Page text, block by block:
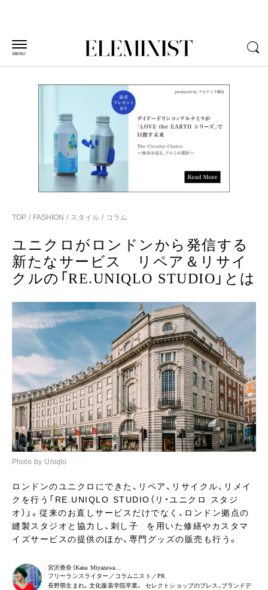
MENU
TOP FASHION スタイル コラム
ユニクロがロンドンから発信する
新たなサービス リペア＆リサイ
クルの「RE.UNIQLO STUDIO」とは
Photo by Uniqlo
ロンドンのユニクロにできた、リペア、リサイクル、リメイ
クを行う「RE.UNIQLO STUDIO（リ・ユニクロ スタジ
オ）」。従来のお直しサービスだけでなく、ロンドン拠点の
縫製スタジオと協力し、刺し子゙を用いた修繕やカスタマ
イズサービスの提供のほか、専門グッズの販売も行う。
宮沢香奈（Kana Miyazawa…
フリーランスライター／コラムニスト／PR
長野県生まれ。文化服装学院卒業。 セレクトショップのプレス、ブランドデ